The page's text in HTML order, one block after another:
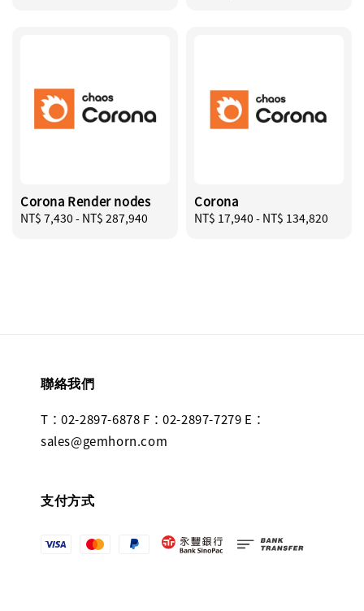
Corona Render nodes
Regular
NT$ 7,430 - NT$ 287,940
Corona
Regular
NT$ 17,940 - NT$ 134,820
聯絡我們
T：02-2897-6878 F：02-2897-7279 E：
sales@gemhorn.com
支付方式